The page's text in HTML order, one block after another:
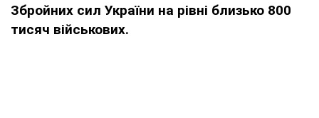
Збройних сил України на рівні близько 800
тисяч військових.